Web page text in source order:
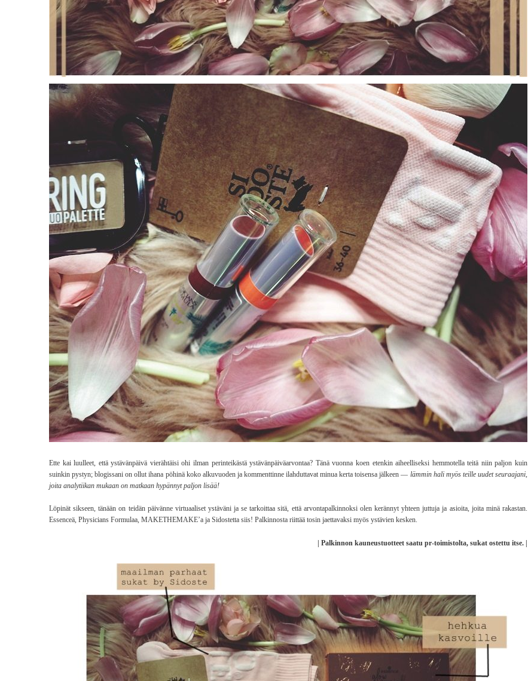
Ette kai luulleet, että ystävänpäivä vierähtäisi ohi ilman perinteikästä ystävänpäiväarvontaa? Tänä vuonna koen etenkin aiheelliseksi hemmotella teitä niin paljon kuin
suinkin pystyn; blogissani on ollut ihana pöhinä koko alkuvuoden ja kommenttinne ilahduttavat minua kerta toisensa jälkeen — lämmin hali myös teille uudet seuraajani,
joita analytiikan mukaan on matkaan hypännyt paljon lisää!
Löpinät sikseen, tänään on teidän päivänne virtuaaliset ystäväni ja se tarkoittaa sitä, että arvontapalkinnoksi olen kerännyt yhteen juttuja ja asioita, joita minä rakastan.
Essenceä, Physicians Formulaa, MAKETHEMAKE’a ja Sidostetta siis! Palkinnosta riittää tosin jaettavaksi myös ystävien kesken.
| Palkinnon kauneustuotteet saatu pr-toimistolta, sukat ostettu itse. |